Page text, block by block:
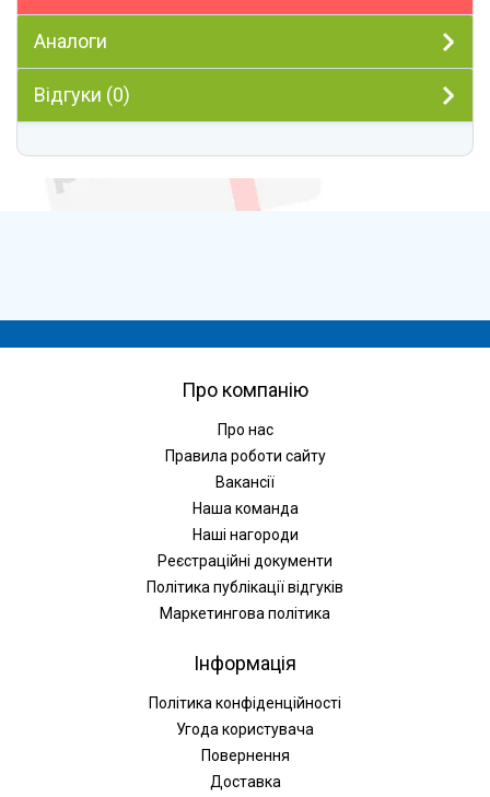
Аналоги
Відгуки (0)
Про компанію
Про нас
Правила роботи сайту
Вакансії
Наша команда
Наші нагороди
Реєстраційні документи
Політика публікації відгуків
Маркетингова політика
Інформація
Політика конфіденційності
Угода користувача
Повернення
Доставка